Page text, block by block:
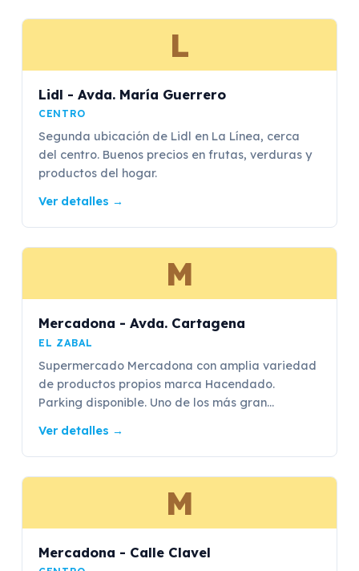
L
Lidl - Avda. María Guerrero
CENTRO
Segunda ubicación de Lidl en La Línea, cerca
del centro. Buenos precios en frutas, verduras y
productos del hogar.
Ver detalles →
M
Mercadona - Avda. Cartagena
EL ZABAL
Supermercado Mercadona con amplia variedad
de productos propios marca Hacendado.
Parking disponible. Uno de los más gran...
Ver detalles →
M
Mercadona - Calle Clavel